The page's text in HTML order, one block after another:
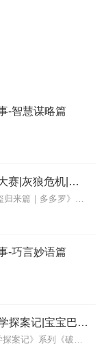
-智慧谋略篇
神探迈克狐· 千面怪盗|侦探大赛|灰狼危机|多多罗
新专辑点击收听《神探迈克狐·怪盗归来篇｜多多罗》！！！>>>点击进入主播橱窗购买《神探迈克狐》系列图书吧!<<<多多罗故事【点击前往】收听多多罗其他好玩有趣的故...
-巧言妙语篇
破坏者联盟篇2·猴子警长科学探案记|宝宝巴士故事
【适听年龄】7岁+《猴子警长科学探案记》系列《破坏者联盟篇1·猴子警长科学探案记》>>>《破坏者联盟篇2·猴子警长科学探案记》>>>《破坏者联盟篇3·猴子警长科...